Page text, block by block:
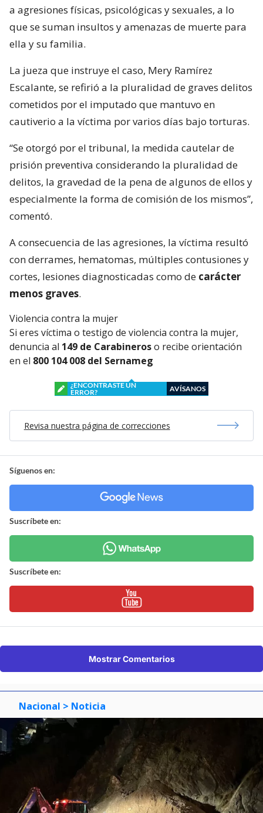
a agresiones físicas, psicológicas y sexuales, a lo
que se suman insultos y amenazas de muerte para
ella y su familia.
La jueza que instruye el caso, Mery Ramírez
Escalante, se refirió a la pluralidad de graves delitos
cometidos por el imputado que mantuvo en
cautiverio a la víctima por varios días bajo torturas.
“Se otorgó por el tribunal, la medida cautelar de
prisión preventiva considerando la pluralidad de
delitos, la gravedad de la pena de algunos de ellos y
especialmente la forma de comisión de los mismos”,
comentó.
A consecuencia de las agresiones, la víctima resultó
con derrames, hematomas, múltiples contusiones y
cortes, lesiones diagnosticadas como de carácter
menos graves.
Violencia contra la mujer
Si eres víctima o testigo de violencia contra la mujer,
denuncia al 149 de Carabineroso recibe orientación
en el 800 104 008 del Sernameg
¿ENCONTRASTE UN
ERROR?
AVÍSANOS
Revisa nuestra página de correcciones
Síguenos en:
Suscríbete en:
Suscríbete en:
Mostrar Comentarios
Nacional > Noticia